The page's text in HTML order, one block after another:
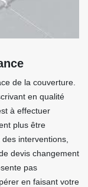
de la couverture.
en qualité
à effectuer
plus être
interventions,
devis changement
pas
en faisant votre